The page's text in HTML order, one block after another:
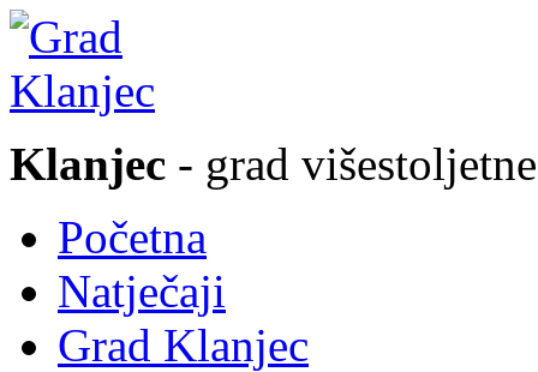
Klanjec - grad
Početna
Natječaji
Grad Klanjec